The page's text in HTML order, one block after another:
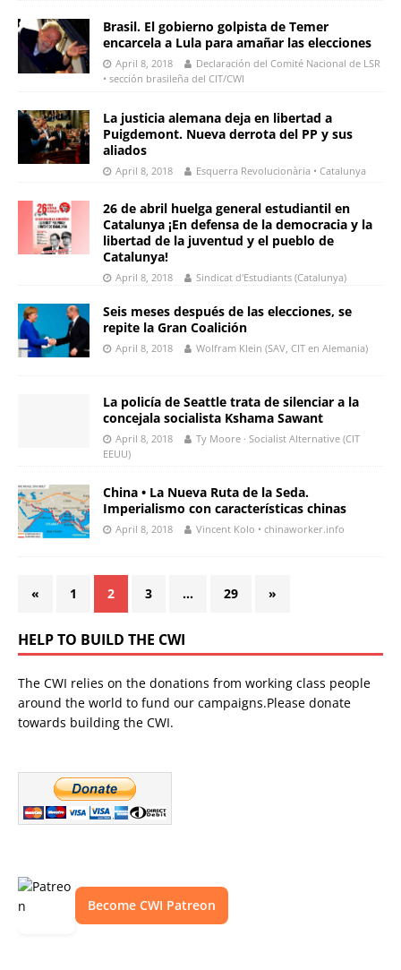
Brasil. El gobierno golpista de Temer
encarcela a Lula para amañar las elecciones
April 8, 2018
Declaración del Comité Nacional de LSR
• sección brasileña del CIT/CWI
La justicia alemana deja en libertad a
Puigdemont. Nueva derrota del PP y sus
aliados
April 8, 2018 Esquerra Revolucionària • Catalunya
26 de abril huelga general estudiantil en
Catalunya ¡En defensa de la democracia y la
libertad de la juventud y el pueblo de
Catalunya!
April 8, 2018 Sindicat d'Estudiants (Catalunya)
Seis meses después de las elecciones, se
repite la Gran Coalición
April 8, 2018 Wolfram Klein (SAV, CIT en Alemania)
La policía de Seattle trata de silenciar a la
concejala socialista Kshama Sawant
April 8, 2018
Ty Moore · Socialist Alternative (CIT
EEUU)
China • La Nueva Ruta de la Seda.
Imperialismo con características chinas
April 8, 2018 Vincent Kolo • chinaworker.info
« 1 2 3 … 29 »
HELP TO BUILD THE CWI
The CWI relies on the donations from working class people
around the world to fund our campaigns.Please donate
towards building the CWI.
Become CWI Patreon